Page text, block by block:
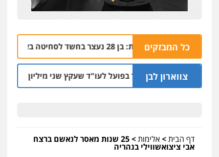
כל המבזקים
נצרת: בן 28 נעצר בחשד לסחיטה באיומים מטלפון שאינו שלו
צווארון לבן
מאסר בפועל לעו"ד שעקץ שני מיליון שקל על דירה
דף הבית>אלימות> 25 שנות מאסר לנאשם ברצח
אבי ציצואשווילי בנהריה